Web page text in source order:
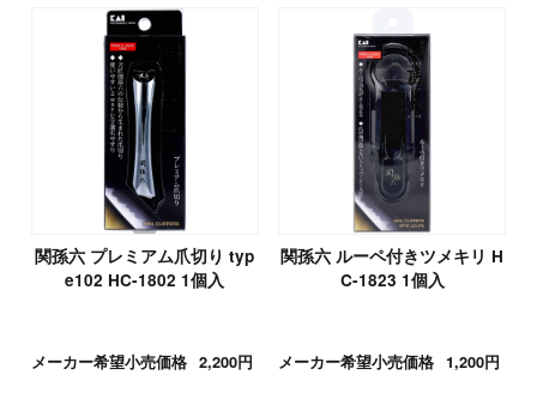
関孫六 プレミアム爪切り typ
e102 HC-1802 1個入
メーカー希望小売価格 2,200円
関孫六 ルーペ付きツメキリ H
C-1823 1個入
メーカー希望小売価格 1,200円